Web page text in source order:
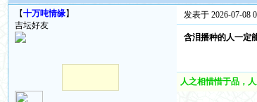
【十万吨情缘】
吉坛好友
发表于 2026-07-08
含泪播种的人一定
人之相惜惜于品，